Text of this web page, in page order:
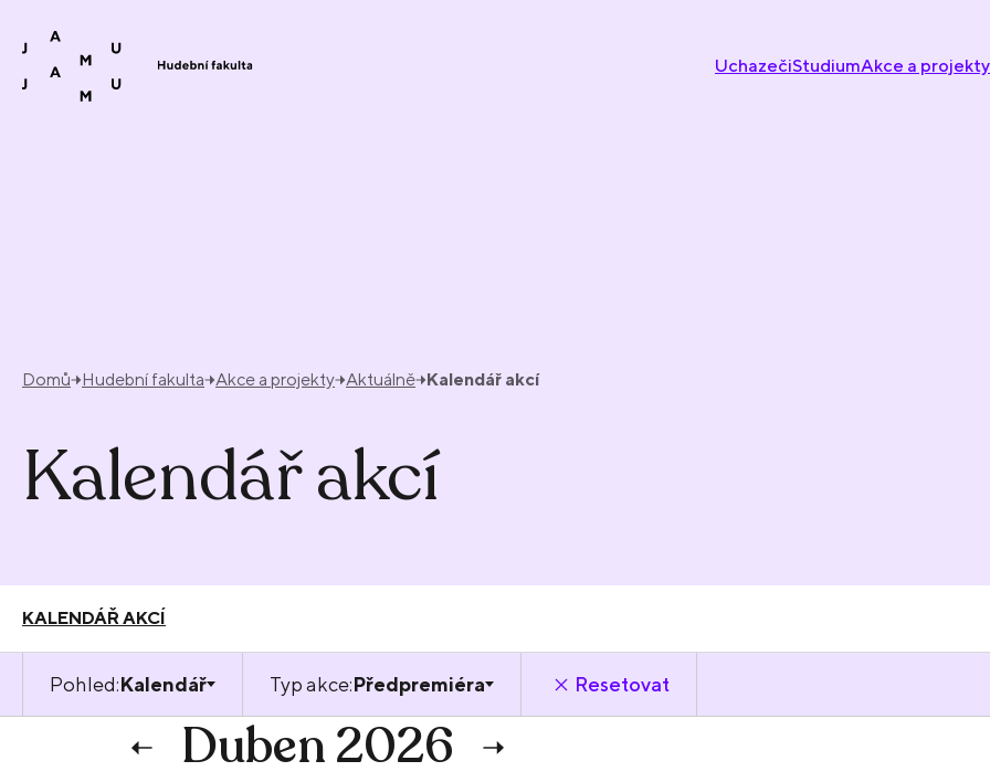
UchazečiStudiumAkce a projekty
Domů Hudební fakulta Akce a projekty Aktuálně Kalendář akcí
Kalendář akcí
KALENDÁŘ AKCÍ
Pohled:Kalendář Typ akce:Předpremiéra Resetovat
Duben 2026